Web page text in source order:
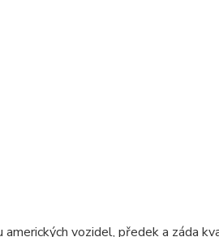
vozidel, předek a záda